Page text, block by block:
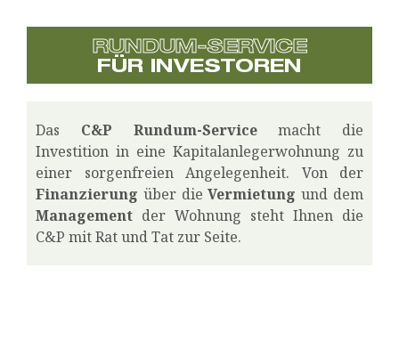
RUNDUM-SERVICE
FÜR INVESTOREN
Das C&P Rundum-Servicemacht die
Investition in eine Kapitalanlegerwohnung zu
einer sorgenfreien Angelegenheit. Von der
Finanzierung über die Vermietung und dem
Management der Wohnung steht Ihnen die
C&P mit Rat und Tat zur Seite.